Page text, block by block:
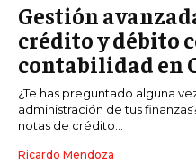
Gestión
crédito y débito
contabilidad en
¿Te has preguntado alguna
administración de tus
notas de crédito...
Ricardo Mendoza